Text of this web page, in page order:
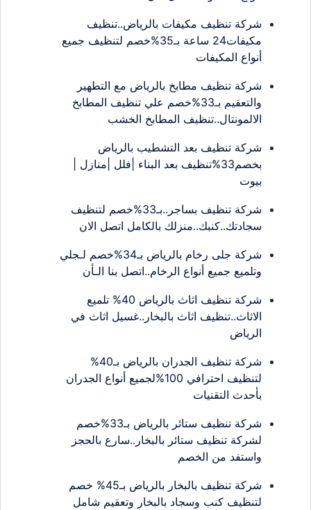
شركة تنظيف مكيفات بالرياض..تنظيف
مكيفات24 ساعة بـ35%خصم لتنظيف جميع
أنواع المكيفات
شركة تنظيف مطابخ بالرياض مع التطهير
والتعقيم بـ33%خصم علي تنظيف المطابخ
الالمونتال..تنظيف المطابخ الخشب
شركة تنظيف بعد التشطيب بالرياض
بخصم33%تنظيف بعد البناء |فلل |منازل |
بيوت
شركة تنظيف بساجر..بـ33%خصم لتنظيف
سجادتك..كنبك..منزلك بالكامل اتصل الان
شركة جلى رخام بالرياض بـ34%خصم لـجلي
وتلميع جميع أنواع الرخام..اتصل بنا الـأن
شركة تنظيف اثاث بالرياض 40% تلميع
الاثاث..تنظيف اثاث بالبخار..غسيل اثاث في
الرياض
شركة تنظيف الجدران بالرياض بـ40%
لتنظيف احترافي 100%لجميع أنواع الجدران
بأحدث التقنيات
شركة تنظيف ستائر بالرياض بـ33%خصم
لشركة تنظيف ستائر بالبخار..سارع بالحجز
واستفد من الخصم
شركة تنظيف بالبخار بالرياض بـ45% خصم
لتنظيف كنب وسجاد بالبخار وتعقيم شامل